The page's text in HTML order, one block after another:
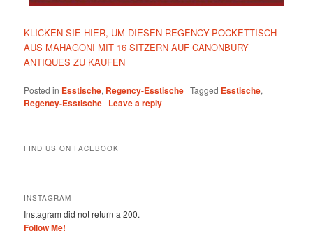
KLICKEN SIE HIER, UM DIESEN REGENCY-POCKETTISCH
AUS MAHAGONI MIT 16 SITZERN AUF CANONBURY
ANTIQUES ZU KAUFEN
Posted in Esstische, Regency-Esstische |Tagged Esstische,
Regency-Esstische | Leave a reply
FIND US ON FACEBOOK
INSTAGRAM
Instagram did not return a 200.
Follow Me!